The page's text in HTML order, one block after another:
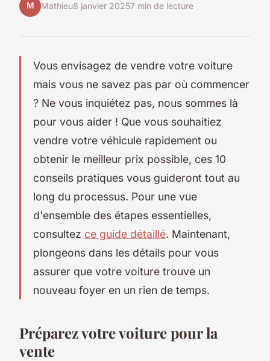
M Mathieu8 janvier 20257 min de lecture
Vous envisagez de vendre votre voiture
mais vous ne savez pas par où commencer
? Ne vous inquiétez pas, nous sommes là
pour vous aider ! Que vous souhaitiez
vendre votre véhicule rapidement ou
obtenir le meilleur prix possible, ces 10
conseils pratiques vous guideront tout au
long du processus. Pour une vue
d'ensemble des étapes essentielles,
consultez ce guide détaillé. Maintenant,
plongeons dans les détails pour vous
assurer que votre voiture trouve un
nouveau foyer en un rien de temps.
Préparez votre voiture pour la
vente